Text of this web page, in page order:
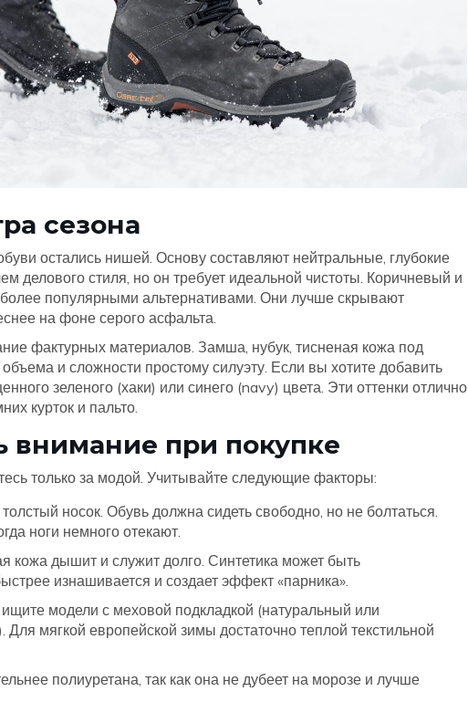
сезона
остались нишей. Основу составляют нейтральные, глубокие
делового стиля, но он требует идеальной чистоты. Коричневый и
популярными альтернативами. Они лучше скрывают
на фоне серого асфальта.
фактурных материалов. Замша, нубук, тисненая кожа под
и сложности простому силуэту. Если вы хотите добавить
зеленого (хаки) или синего (navy) цвета. Эти оттенки отлично
курток и пальто.
внимание при покупке
только за модой. Учитывайте следующие факторы:
носок. Обувь должна сидеть свободно, но не болтаться.
ноги немного отекают.
кожа дышит и служит долго. Синтетика может быть
изнашивается и создает эффект «парника».
модели с меховой подкладкой (натуральный или
Для мягкой европейской зимы достаточно теплой текстильной
полиуретана, так как она не дубеет на морозе и лучше